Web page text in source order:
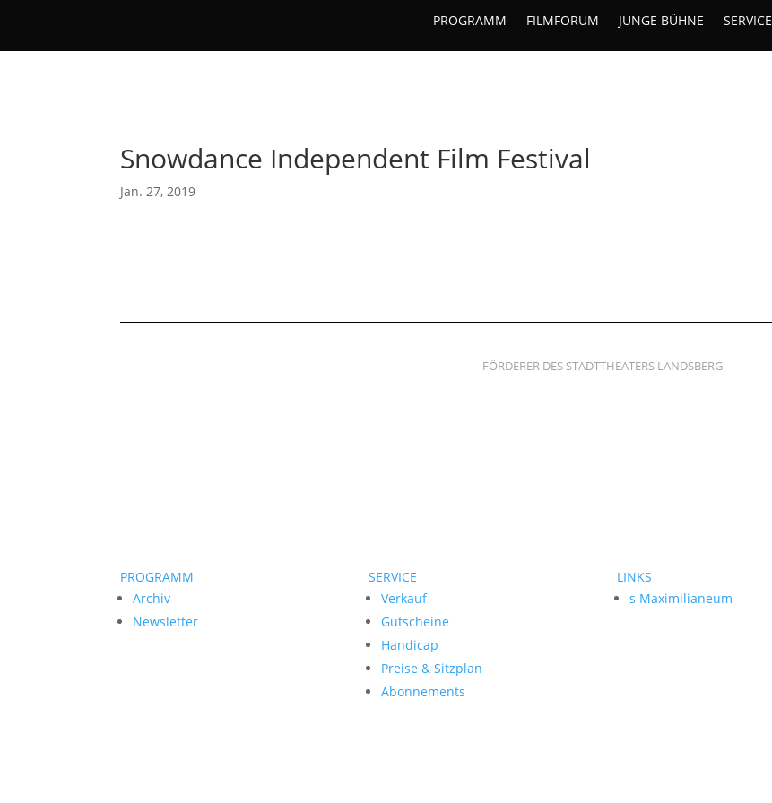
PROGRAMM FILMFORUM JUNGE BÜHNE SERVICE
Snowdance Independent Film Festival
Jan. 27, 2019
FÖRDERER DES STADTTHEATERS LANDSBERG
PROGRAMM
Archiv
Newsletter
SERVICE
Verkauf
Gutscheine
Handicap
Preise & Sitzplan
Abonnements
LINKS
s Maximilianeum